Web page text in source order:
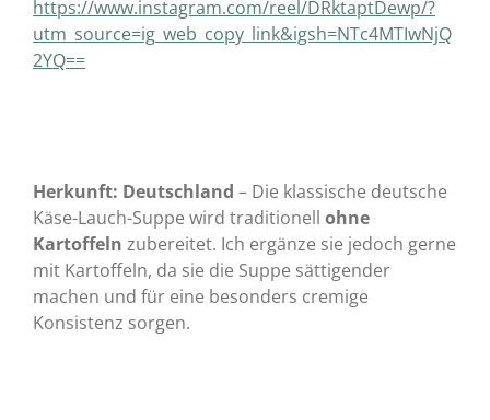
https://www.instagram.com/reel/DRktaptDewp/?
utm_source=ig_web_copy_link&igsh=NTc4MTIwNjQ
2YQ==
Herkunft: Deutschland – Die klassische deutsche
Käse-Lauch-Suppe wird traditionell ohne
Kartoffeln zubereitet. Ich ergänze sie jedoch gerne
mit Kartoffeln, da sie die Suppe sättigender
machen und für eine besonders cremige
Konsistenz sorgen.